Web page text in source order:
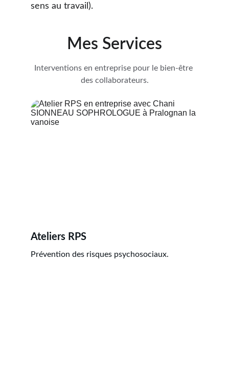
sens au travail).
Mes Services
Interventions en entreprise pour le bien-être
des collaborateurs.
Ateliers RPS
Prévention des risques psychosociaux.